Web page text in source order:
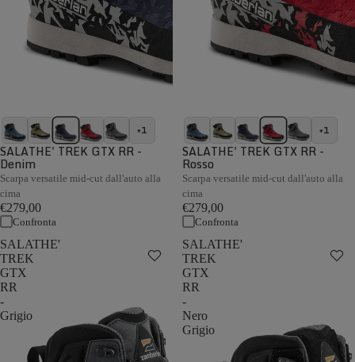
+1
SALATHE' TREK GTX RR -
Denim
Scarpa versatile mid-cut dall'auto alla
cima
€279,00
Confronta
+1
SALATHE' TREK GTX RR -
Rosso
Scarpa versatile mid-cut dall'auto alla
cima
€279,00
Confronta
SALATHE'
TREK
GTX
RR
-
Grigio
SALATHE'
TREK
GTX
RR
-
Nero
Grigio